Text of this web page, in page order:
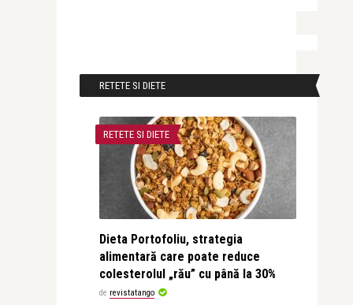
RETETE SI DIETE
RETETE SI DIETE
Dieta Portofoliu, strategia
alimentară care poate reduce
colesterolul „rău” cu până la 30%
de revistatango